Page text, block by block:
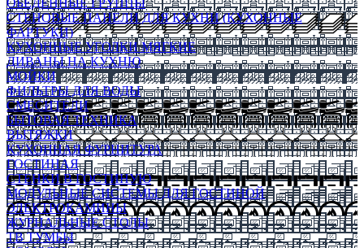
ОБЕДЕННЫЕ ГРУППЫ
СТЕНОВЫЕ ПАНЕЛИ ДЛЯ КУХНИ (КУХОННЫЕ
ФАРТУКИ)
КУХОННЫЕ УГОЛКИ МЯГКИЕ
ДИВАНЫ НА КУХНЮ
МОЙКИ
ФИЛЬТРЫ ДЛЯ ВОДЫ
СМЕСИТЕЛИ
БЫТОВАЯ ТЕХНИКА
ВЫТЯЖКИ
КУХОННАЯ ФУРНИТУРА
ГОСТИНАЯ
СТЕНКИ В ГОСТИНУЮ
МОДУЛЬНЫЕ СИСТЕМЫ ДЛЯ ГОСТИНОЙ
ЭЛЕКТРОКАМИНЫ
ЖУРНАЛЬНЫЕ СТОЛЫ
ТВ ТУМБЫ